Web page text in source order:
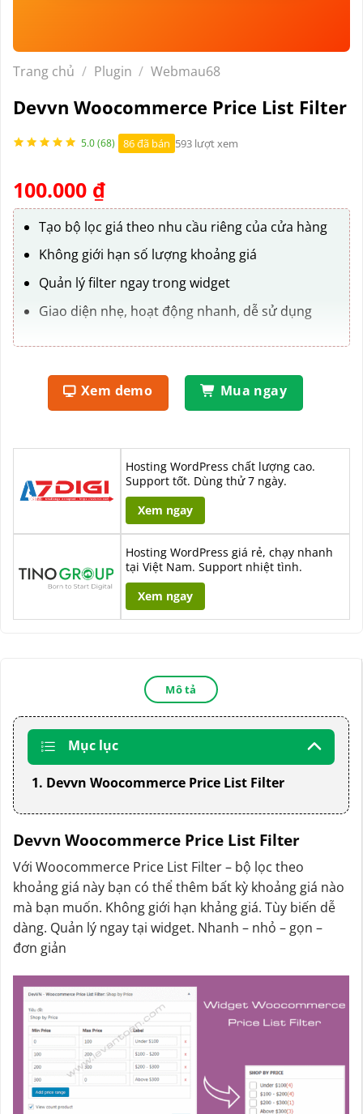
Trang chủ / Plugin / Webmau68
Devvn Woocommerce Price List Filter
5.0 (68) 86 đã bán 593 lượt xem
100.000 ₫
Tạo bộ lọc giá theo nhu cầu riêng của cửa hàng
Không giới hạn số lượng khoảng giá
Quản lý filter ngay trong widget
Giao diện nhẹ, hoạt động nhanh, dễ sử dụng
Xem demo Mua ngay
Hosting WordPress chất lượng cao.
Support tốt. Dùng thử 7 ngày.
Xem ngay
Hosting WordPress giá rẻ, chạy nhanh
tại Việt Nam. Support nhiệt tình.
Xem ngay
Mô tả
Mục lục
1. Devvn Woocommerce Price List Filter
Devvn Woocommerce Price List Filter
Với Woocommerce Price List Filter – bộ lọc theo
khoảng giá này bạn có thể thêm bất kỳ khoảng giá nào
mà bạn muốn. Không giới hạn khảng giá. Tùy biến dễ
dàng. Quản lý ngay tại widget. Nhanh – nhỏ – gọn –
đơn giản